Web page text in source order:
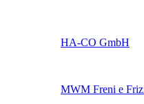
HA-CO GmbH
MWM Freni e